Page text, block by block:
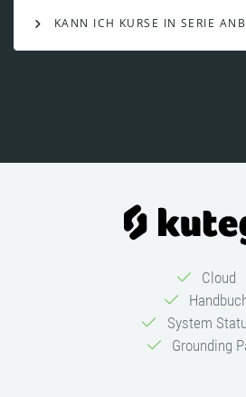
KANN ICH KURSE IN SERIE
Cloud
System
Grounding